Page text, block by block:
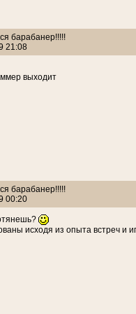
барабанер!!!!!
21:08
выходит
барабанер!!!!!
00:20
исходя из опыта встреч и